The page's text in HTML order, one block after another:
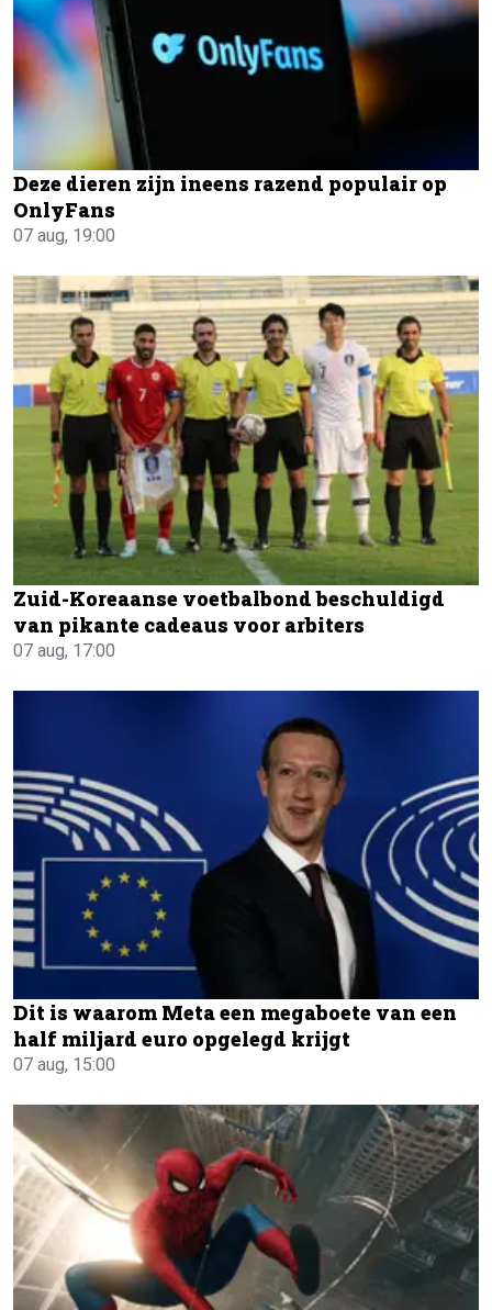
Deze dieren zijn ineens razend populair op
OnlyFans
07 aug, 19:00
Zuid-Koreaanse voetbalbond beschuldigd
van pikante cadeaus voor arbiters
07 aug, 17:00
Dit is waarom Meta een megaboete van een
half miljard euro opgelegd krijgt
07 aug, 15:00